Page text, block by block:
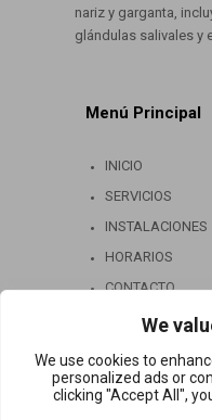
We
We use cookies to
personalized ads or
clicking "Accept All",
nariz y garganta,
glándulas salivales y
Menú Principal
INICIO
SERVICIOS
INSTALACIONES
HORARIOS
CONTACTO